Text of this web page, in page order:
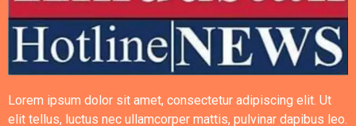
Lorem ipsum dolor sit amet, consectetur adipiscing elit. Ut
elit tellus, luctus nec ullamcorper mattis, pulvinar dapibus leo.